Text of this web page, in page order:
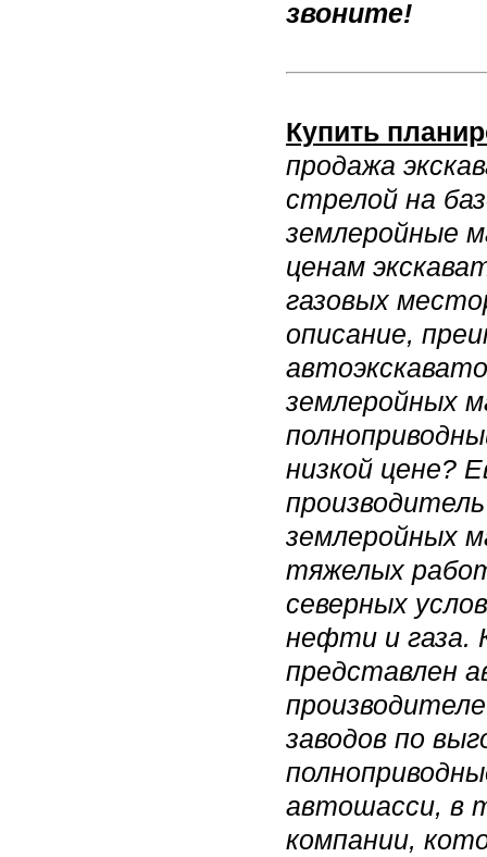
звоните!
Купить
продажа
стрелой на
землеройные
ценам
газовых
описание,
землеройных
низкой цене?
землеройных
тяжелых
северных
нефти и газа.
представлен
заводов по
автошасси, в
компании,